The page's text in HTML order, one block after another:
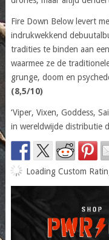
Fire Down Below levert
indrukwekkend
tradities te binden aan
waarmee ze de
grunge, doom en
(8,5/10)
‘Viper, Vixen, Goddess,
in wereldwijde distributie
Loading Custom